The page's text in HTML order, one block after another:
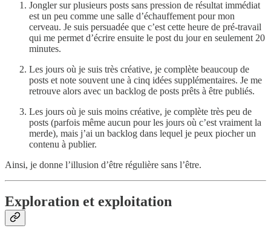
Jongler sur plusieurs posts sans pression de résultat immédiat
est un peu comme une salle d’échauffement pour mon
cerveau. Je suis persuadée que c’est cette heure de pré-travail
qui me permet d’écrire ensuite le post du jour en seulement 20
minutes.
Les jours où je suis très créative, je complète beaucoup de
posts et note souvent une à cinq idées supplémentaires. Je me
retrouve alors avec un backlog de posts prêts à être publiés.
Les jours où je suis moins créative, je complète très peu de
posts (parfois même aucun pour les jours où c’est vraiment la
merde), mais j’ai un backlog dans lequel je peux piocher un
contenu à publier.
Ainsi, je donne l’illusion d’être régulière sans l’être.
Exploration et exploitation